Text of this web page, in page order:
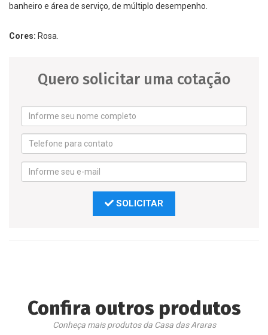
banheiro e área de serviço, de múltiplo desempenho.
Cores: Rosa.
Quero solicitar uma cotação
SOLICITAR
Confira outros produtos
Conheça mais produtos da Casa das Araras